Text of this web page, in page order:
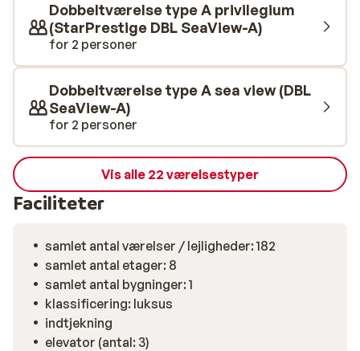
Dobbeltværelse type A privilegium
(StarPrestige DBL SeaView-A)
for 2 personer
Dobbeltværelse type A sea view (DBL
SeaView-A)
for 2 personer
Vis alle 22 værelsestyper
Faciliteter
samlet antal værelser / lejligheder: 182
samlet antal etager: 8
samlet antal bygninger: 1
klassificering: luksus
indtjekning
elevator (antal: 3)